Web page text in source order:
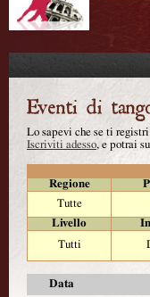
Lo sapevi che se ti
Iscriviti adesso, e potrai
Regione
Tutte
Livello
Tutti
Data